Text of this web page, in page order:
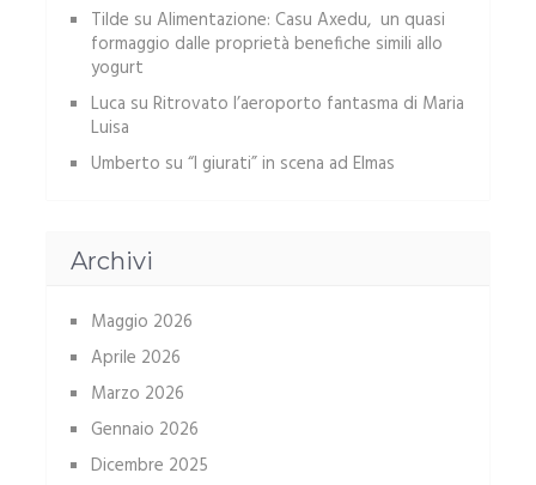
Tilde su Alimentazione: Casu Axedu, un quasi
formaggio dalle proprietà benefiche simili allo
yogurt
Luca su Ritrovato l’aeroporto fantasma di Maria
Luisa
Umberto su “I giurati” in scena ad Elmas
Archivi
Maggio 2026
Aprile 2026
Marzo 2026
Gennaio 2026
Dicembre 2025